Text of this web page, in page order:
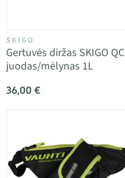
SKIGO
Gertuvės diržas SKIGO QC
juodas/mėlynas 1L
36,00 €